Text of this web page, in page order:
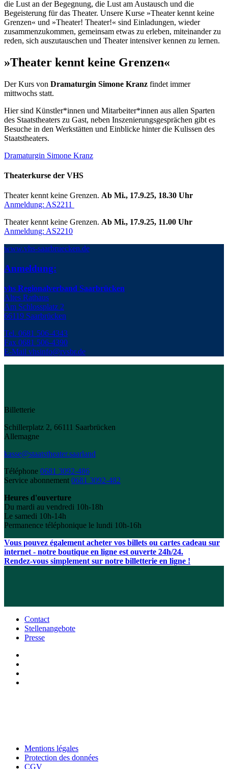
die Lust an der Begegnung, die Lust am Austausch und die
Begeisterung für das Theater. Unsere Kurse »Theater kennt keine
Grenzen« und »Theater! Theater!« sind Einladungen, wieder
zusammenzukommen, gemeinsam etwas zu erleben, miteinander zu
reden, sich auszutauschen und Theater intensiver kennen zu lernen.
»Theater kennt keine Grenzen«
Der Kurs von Dramaturgin Simone Kranz findet immer
mittwochs statt.
Hier sind Künstler*innen und Mitarbeiter*innen aus allen Sparten
des Staatstheaters zu Gast, neben Inszenierungsgesprächen gibt es
Besuche in den Werkstätten und Einblicke hinter die Kulissen des
Staatstheaters.
Dramaturgin Simone Kranz
Theaterkurse der VHS
Theater kennt keine Grenzen. Ab Mi., 17.9.25, 18.30 Uhr
Anmeldung: AS2211
Theater kennt keine Grenzen. Ab Mi., 17.9.25, 11.00 Uhr
Anmeldung: AS2210
www.vhs-saarbruecken.de
Anmeldung:
vhs Regionalverband Saarbrücken
Altes Rathaus
Am Schlossplatz 2
66119 Saarbrücken
Tel. 0681 506-4343
Fax 0681 506-4390
E-Mail vhsinfo@rvsbr.de
Billetterie
Schillerplatz 2, 66111 Saarbrücken
Allemagne
kasse@staatstheater.saarland
Téléphone 0681 3092-486
Service abonnement 0681 3092-482
Heures d'ouverture
Du mardi au vendredi 10h-18h
Le samedi 10h-14h
Permanence téléphonique le lundi 10h-16h
Vous pouvez également acheter vos billets ou cartes cadeau sur
internet - notre boutique en ligne est ouverte 24h/24.
Rendez-vous simplement sur notre billetterie en ligne !
Contact
Stellenangebote
Presse
Mentions légales
Protection des données
CGV